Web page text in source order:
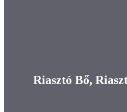
Riasztó Bő,